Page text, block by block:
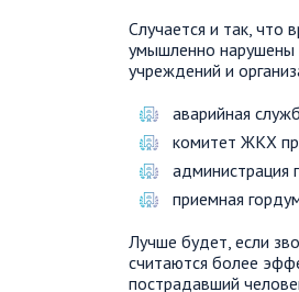
Случается и так, что
умышленно нарушены
учреждений и
аварийная
комитет ЖКХ
администрация
приемная
Лучше будет, если
считаются более
пострадавший